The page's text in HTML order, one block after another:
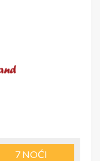
7NOĆI